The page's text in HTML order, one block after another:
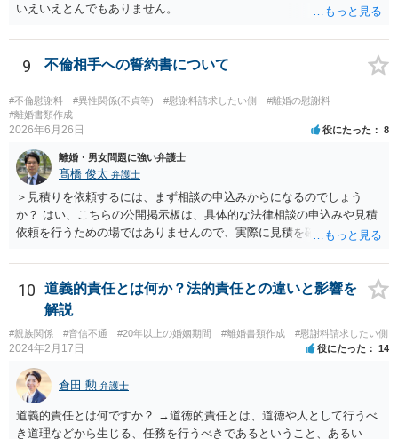
いえいえとんでもありません。
9 不倫相手への誓約書について
#不倫慰謝料 #異性関係(不貞等) #慰謝料請求したい側
#離婚の慰謝料
#離婚書類作成
2026年6月26日 役にたった 8
離婚・男女問題に強い弁護士
髙橋 俊太 弁護士
＞見積りを依頼するには、まず相談の申込みからになるのでしょう
か？ はい、こちらの公開掲示板は、具体的な法律相談の申込みや見積
依頼を行うための場ではありませんので、実際に見積を確認されたい
わせをしていただく必要があります。
10
道義的責任とは何か？法的責任との違いと影響を
解説
#親族関係 #音信不通 #20年以上の婚姻期間 #離婚書類作成 #慰謝料請求したい側
2024年2月17日 役にたった 14
倉田 勲 弁護士
道義的責任とは何ですか？ →道徳的責任とは、道徳や人として行うべ
き道理などから生じる、任務を行うべきであるということ、あるい